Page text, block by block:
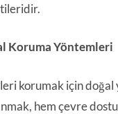
Koruma Yöntemleri
korumak için
hem çevre